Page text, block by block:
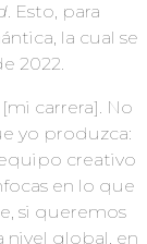
. Esto, para
la cual se
2022.
carrera]. No
yo produzca:
creativo
en lo que
si queremos
nivel global, en